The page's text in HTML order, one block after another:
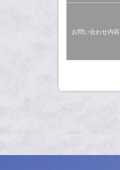
お問い合わせ内容